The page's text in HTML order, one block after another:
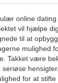
online dating
vil hjælpe
til at
mulighed
Takket være
for at